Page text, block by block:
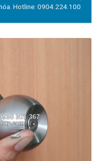
Hotline: 0904.224.100